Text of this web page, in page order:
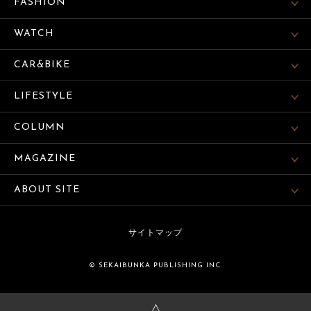
FASHION
WATCH
CAR&BIKE
LIFESTYLE
COLUMN
MAGAZINE
ABOUT SITE
サイトマップ
© SEKAIBUNKA PUBLISHING INC.